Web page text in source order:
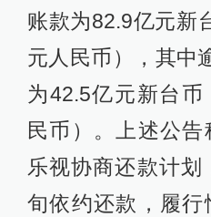
账款为82.9亿元新
元人民币），其中
为42.5亿元新台币
民币）。上述公
乐视协商还款计划
旬依约还款，履